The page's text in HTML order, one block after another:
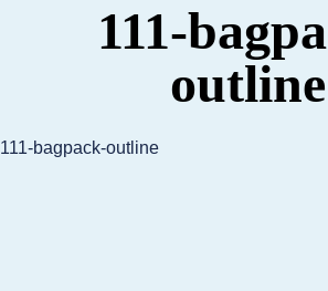
111-
outline
111-bagpack-outline